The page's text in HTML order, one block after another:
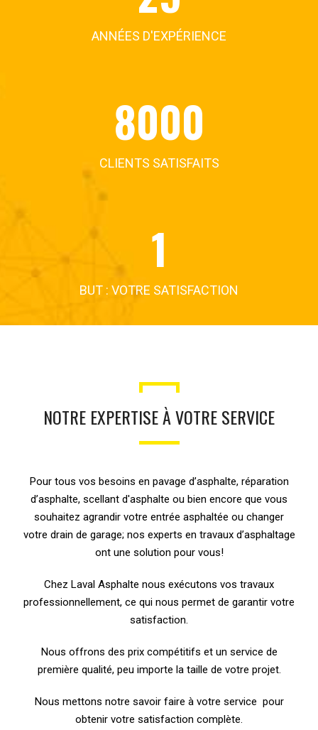
ANNÉES D'EXPÉRIENCE
8000
CLIENTS SATISFAITS
1
BUT : VOTRE SATISFACTION
NOTRE EXPERTISE À VOTRE SERVICE
Pour tous vos besoins en pavage d’asphalte, réparation
d’asphalte, scellant d'asphalte ou bien encore que vous
souhaitez agrandir votre entrée asphaltée ou changer
votre drain de garage; nos experts en travaux d’asphaltage
ont une solution pour vous!
Chez Laval Asphalte nous exécutons vos travaux
professionnellement, ce qui nous permet de garantir votre
satisfaction.
Nous offrons des prix compétitifs et un service de
première qualité, peu importe la taille de votre projet.
Nous mettons notre savoir faire à votre service pour
obtenir votre satisfaction complète.